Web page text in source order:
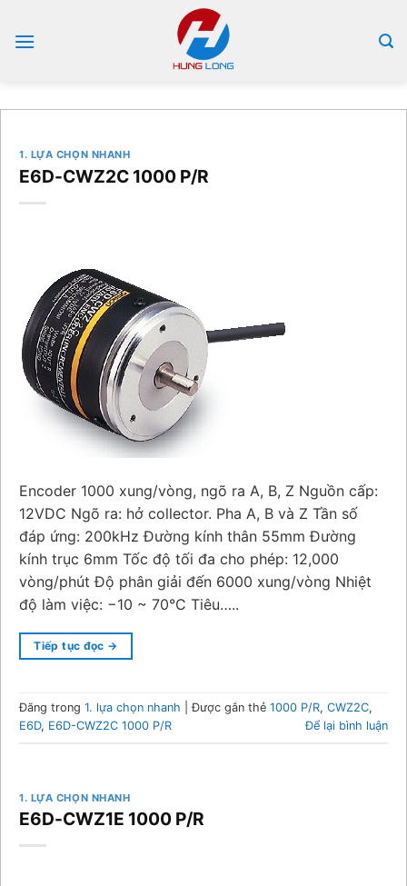
qua
1. LỰA CHỌN NHANH
E6D-CWZ2C 1000 P/R
Encoder 1000 xung/vòng, ngõ ra A, B, Z Nguồn cấp:
12VDC Ngõ ra: hở collector. Pha A, B và Z Tần số
đáp ứng: 200kHz Đường kính thân 55mm Đường
kính trục 6mm Tốc độ tối đa cho phép: 12,000
vòng/phút Độ phân giải đến 6000 xung/vòng Nhiệt
độ làm việc: −10 ~ 70°C Tiêu…..
Tiếp tục đọc →
Đăng trong 1. lựa chọn nhanh |Được gắn thẻ 1000 P/R, CWZ2C,
E6D, E6D-CWZ2C 1000 P/R Để lại bình luận
1. LỰA CHỌN NHANH
E6D-CWZ1E 1000 P/R